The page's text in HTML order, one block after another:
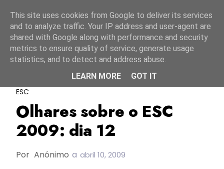
ESC Portugal ESC2009
Olhares Sobre O
ESC
Olhares sobre o ESC
2009: dia 12
Por Anónimo a abril 10, 2009
This site uses cookies from Google to deliver its services
and to analyze traffic. Your IP address and user-agent are
shared with Google along with performance and security
metrics to ensure quality of service, generate usage
statistics, and to detect and address abuse.
LEARN MORE
GOT IT